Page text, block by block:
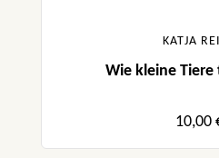
KATJA
Wie kleine
10,00